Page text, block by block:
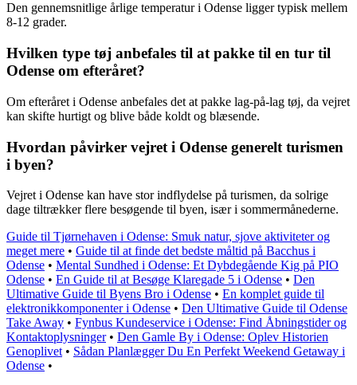
Den gennemsnitlige årlige temperatur i Odense ligger typisk mellem
8-12 grader.
Hvilken type tøj anbefales til at pakke til en tur til
Odense om efteråret?
Om efteråret i Odense anbefales det at pakke lag-på-lag tøj, da vejret
kan skifte hurtigt og blive både koldt og blæsende.
Hvordan påvirker vejret i Odense generelt turismen
i byen?
Vejret i Odense kan have stor indflydelse på turismen, da solrige
dage tiltrækker flere besøgende til byen, især i sommermånederne.
Guide til Tjørnehaven i Odense: Smuk natur, sjove aktiviteter og
meget mere • Guide til at finde det bedste måltid på Bacchus i
Odense • Mental Sundhed i Odense: Et Dybdegående Kig på PIO
Odense • En Guide til at Besøge Klaregade 5 i Odense • Den
Ultimative Guide til Byens Bro i Odense • En komplet guide til
elektronikkomponenter i Odense • Den Ultimative Guide til Odense
Take Away • Fynbus Kundeservice i Odense: Find Åbningstider og
Kontaktoplysninger• Den Gamle By i Odense: Oplev Historien
Genoplivet • Sådan Planlægger Du En Perfekt Weekend Getaway i
Odense •